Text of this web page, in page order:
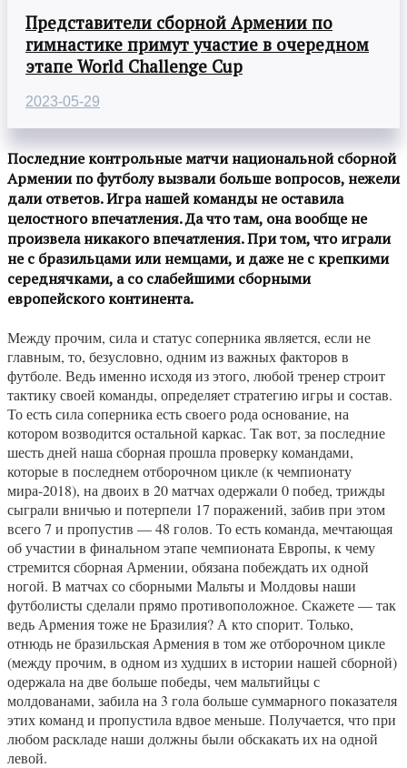
Представители сборной Армении по
гимнастике примут участие в очередном
этапе World Challenge Cup
2023-05-29
Последние контрольные матчи национальной сборной
Армении по футболу вызвали больше вопросов, нежели
дали ответов. Игра нашей команды не оставила
целостного впечатления. Да что там, она вообще не
произвела никакого впечатления. При том, что играли
не с бразильцами или немцами, и даже не с крепкими
середнячками, а со слабейшими сборными
европейского континента.
Между прочим, сила и статус соперника является, если не
главным, то, безусловно, одним из важных факторов в
футболе. Ведь именно исходя из этого, любой тренер строит
тактику своей команды, определяет стратегию игры и состав.
То есть сила соперника есть своего рода основание, на
котором возводится остальной каркас. Так вот, за последние
шесть дней наша сборная прошла проверку командами,
которые в последнем отборочном цикле (к чемпионату
мира-2018), на двоих в 20 матчах одержали 0 побед, трижды
сыграли вничью и потерпели 17 поражений, забив при этом
всего 7 и пропустив — 48 голов. То есть команда, мечтающая
об участии в финальном этапе чемпионата Европы, к чему
стремится сборная Армении, обязана побеждать их одной
ногой. В матчах со сборными Мальты и Молдовы наши
футболисты сделали прямо противоположное. Скажете — так
ведь Армения тоже не Бразилия? А кто спорит. Только,
отнюдь не бразильская Армения в том же отборочном цикле
(между прочим, в одном из худших в истории нашей сборной)
одержала на две больше победы, чем мальтийцы с
молдованами, забила на 3 гола больше суммарного показателя
этих команд и пропустила вдвое меньше. Получается, что при
любом раскладе наши должны были обскакать их на одной
левой.